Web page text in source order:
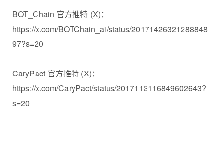
BOT_Chain 官方推特 (X)：
https://x.com/BOTChain_ai/status/20171426321288848
97?s=20
CaryPact 官方推特 (X)：
https://x.com/CaryPact/status/2017113116849602643?
s=20